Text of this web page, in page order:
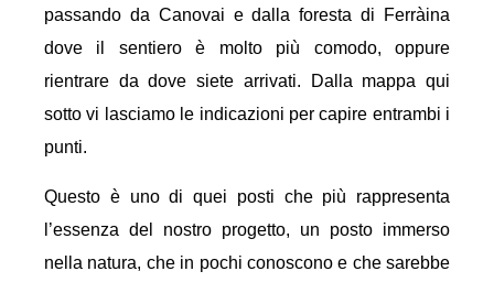
passando da Canovai e dalla foresta di Ferràina
dove il sentiero è molto più comodo, oppure
rientrare da dove siete arrivati. Dalla mappa qui
sotto vi lasciamo le indicazioni per capire entrambi i
punti.
Questo è uno di quei posti che più rappresenta
l’essenza del nostro progetto, un posto immerso
nella natura, che in pochi conoscono e che sarebbe